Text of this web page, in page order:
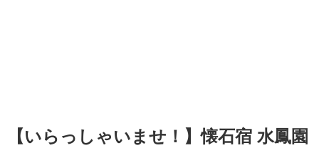
【いらっしゃいませ！】懐石宿 水鳳園